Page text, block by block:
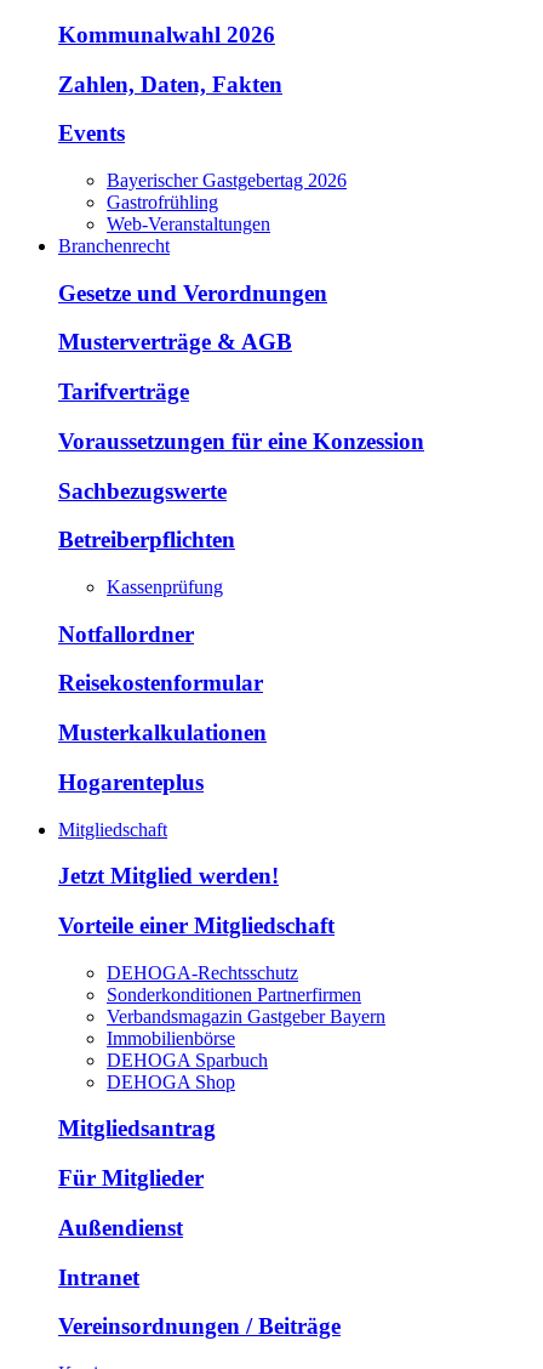
Kommunalwahl 2026
Zahlen, Daten, Fakten
Events
Bayerischer Gastgebertag 2026
Gastrofrühling
Web-Veranstaltungen
Branchenrecht
Gesetze und Verordnungen
Musterverträge & AGB
Tarifverträge
Voraussetzungen für eine Konzession
Sachbezugswerte
Betreiberpflichten
Kassenprüfung
Notfallordner
Reisekostenformular
Musterkalkulationen
Hogarenteplus
Mitgliedschaft
Jetzt Mitglied werden!
Vorteile einer Mitgliedschaft
DEHOGA-Rechtsschutz
Sonderkonditionen Partnerfirmen
Verbandsmagazin Gastgeber Bayern
Immobilienbörse
DEHOGA Sparbuch
DEHOGA Shop
Mitgliedsantrag
Für Mitglieder
Außendienst
Intranet
Vereinsordnungen / Beiträge